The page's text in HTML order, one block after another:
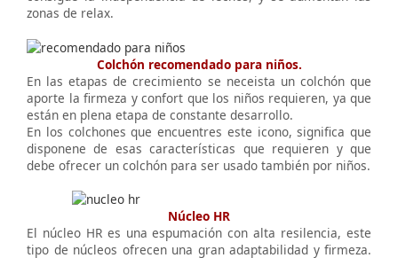
zonas de relax.
Colchón recomendado para niños.
En las etapas de crecimiento se neceista un colchón que
aporte la firmeza y confort que los niños requieren, ya que
están en plena etapa de constante desarrollo.
En los colchones que encuentres este icono, significa que
disponene de esas características que requieren y que
debe ofrecer un colchón para ser usado también por niños.
Núcleo HR
El núcleo HR es una espumación con alta resilencia, este
tipo de núcleos ofrecen una gran adaptabilidad y firmeza.